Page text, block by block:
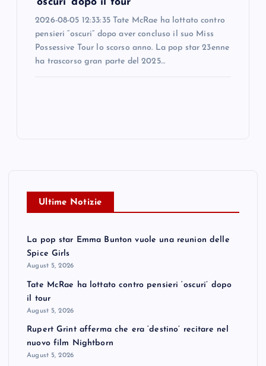
2026-08-05 12:33:35 Tate McRae ha lottato contro
pensieri “oscuri” dopo aver concluso il suo Miss
Possessive Tour lo scorso anno. La pop star 23enne
ha trascorso gran parte del 2025…
Ultime Notizie
La pop star Emma Bunton vuole una reunion delle
Spice Girls
August 5, 2026
Tate McRae ha lottato contro pensieri ‘oscuri’ dopo
il tour
August 5, 2026
Rupert Grint afferma che era ‘destino’ recitare nel
nuovo film Nightborn
August 5, 2026